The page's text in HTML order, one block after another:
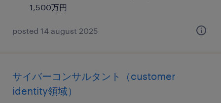
1,500万円
posted 14 august 2025
サイバーコンサルタント（customer
identity領域）